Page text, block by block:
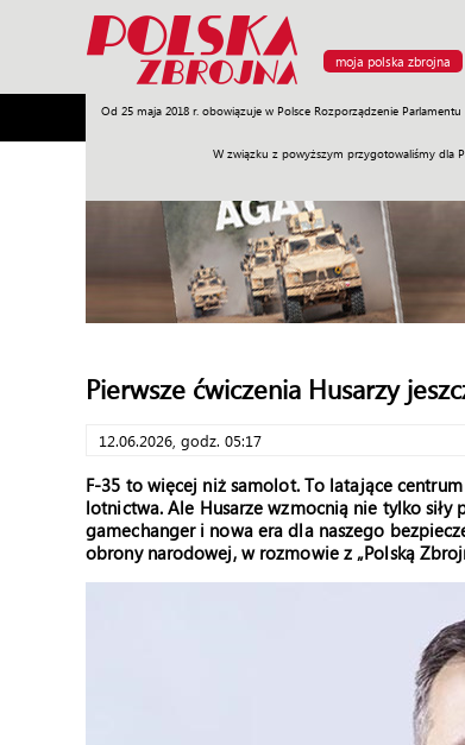
moja polska zbrojna
Od 25 maja 2018 r. obowiązuje w Polsce Rozporządzenie
W związku z powyższym przygotowaliśmy dla
Armia Poligon Sprzęt Misje Polityka
Pierwsze ćwiczenia Husarzy
12.06.2026, godz. 05:17
F-35 to więcej niż samolot. To latające
lotnictwa. Ale Husarze wzmocnią nie tylko siły
gamechanger i nowa era dla naszego
obrony narodowej, w rozmowie z „Polską